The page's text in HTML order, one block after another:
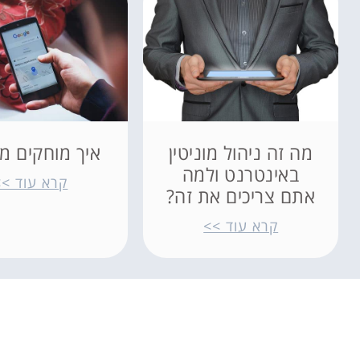
מה זה ניהול מוניטין
באינטרנט ולמה
אתם צריכים את זה?
קרא עוד >>
איך מוחקים
קרא עוד